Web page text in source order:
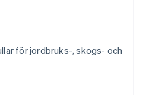
för jordbruks-, skogs- och